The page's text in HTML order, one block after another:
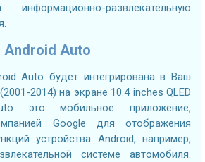
развлекательную
Android Auto
Auto будет интегрирована в Ваш
2014) на экране 10.4 inches QLED
это мобильное приложение,
Google для отображения
устройства Android, например,
системе автомобиля.